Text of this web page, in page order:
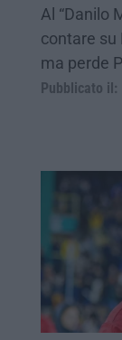
Al “Danilo
contare su
ma perde
Pubblicato